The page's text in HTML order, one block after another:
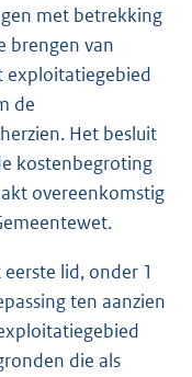
met betrekking
brengen van
exploitatiegebied
de
Het besluit
kostenbegroting
overeenkomstig
lid, onder 1
ten aanzien
die als